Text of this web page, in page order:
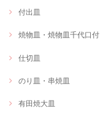
付出皿
焼物皿・焼物皿千代口付
仕切皿
のり皿・串焼皿
有田焼大皿